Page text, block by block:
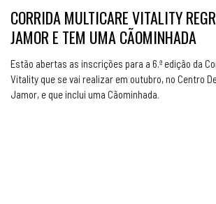
CORRIDA MULTICARE VITALITY
JAMOR E TEM UMA CÃOMINHADA
Estão abertas as inscrições para a 6.ª edição da
Vitality que se vai realizar em outubro, no Centro
Jamor, e que inclui uma Cãominhada.